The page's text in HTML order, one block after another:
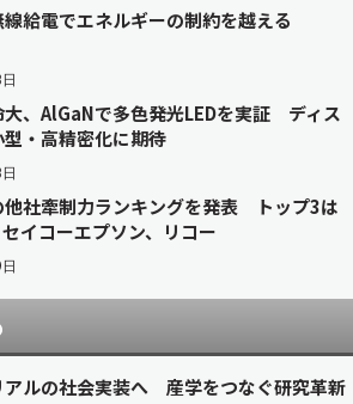
線給電でエネルギーの制約を越える
大、AlGaNで多色発光LEDを実証 ディス
・高精密化に期待
他社牽制力ランキングを発表 トップ3は
イコーエプソン、リコー
アルの社会実装へ 産学をつなぐ研究革新